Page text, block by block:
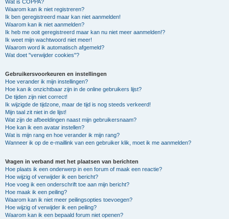
Wat is COPPA?
Waarom kan ik niet registreren?
Ik ben geregistreerd maar kan niet aanmelden!
Waarom kan ik niet aanmelden?
Ik heb me ooit geregistreerd maar kan nu niet meer aanmelden!?
Ik weet mijn wachtwoord niet meer!
Waarom word ik automatisch afgemeld?
Wat doet "verwijder cookies"?
Gebruikersvoorkeuren en instellingen
Hoe verander ik mijn instellingen?
Hoe kan ik onzichtbaar zijn in de online gebruikers lijst?
De tijden zijn niet correct!
Ik wijzigde de tijdzone, maar de tijd is nog steeds verkeerd!
Mijn taal zit niet in de lijst!
Wat zijn de afbeeldingen naast mijn gebruikersnaam?
Hoe kan ik een avatar instellen?
Wat is mijn rang en hoe verander ik mijn rang?
Wanneer ik op de e-maillink van een gebruiker klik, moet ik me aanmelden?
Vragen in verband met het plaatsen van berichten
Hoe plaats ik een onderwerp in een forum of maak een reactie?
Hoe wijzig of verwijder ik een bericht?
Hoe voeg ik een onderschrift toe aan mijn bericht?
Hoe maak ik een peiling?
Waarom kan ik niet meer peilingsopties toevoegen?
Hoe wijzig of verwijder ik een peiling?
Waarom kan ik een bepaald forum niet openen?